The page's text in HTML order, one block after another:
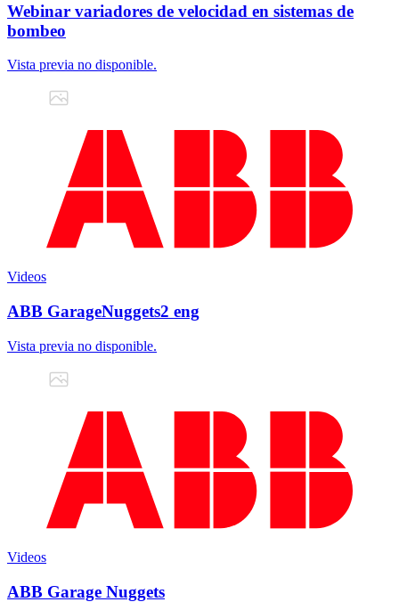
Webinar variadores de velocidad en sistemas de
bombeo
Vista previa no disponible.
Videos
ABB GarageNuggets2 eng
Vista previa no disponible.
Videos
ABB Garage Nuggets